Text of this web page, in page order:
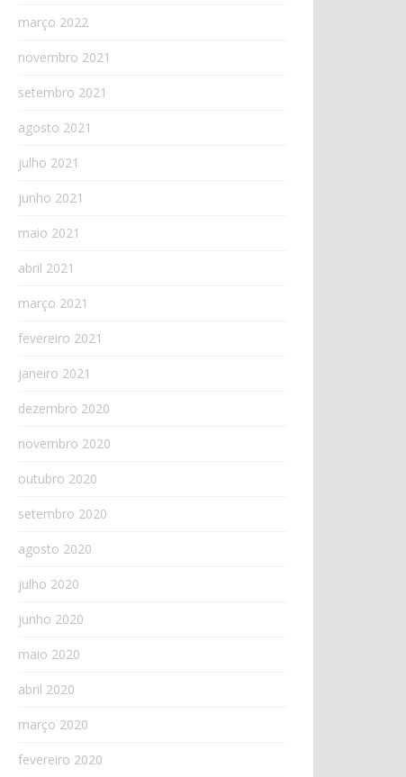
março 2022
novembro 2021
setembro 2021
agosto 2021
julho 2021
junho 2021
maio 2021
abril 2021
março 2021
fevereiro 2021
janeiro 2021
dezembro 2020
novembro 2020
outubro 2020
setembro 2020
agosto 2020
julho 2020
junho 2020
maio 2020
abril 2020
março 2020
fevereiro 2020